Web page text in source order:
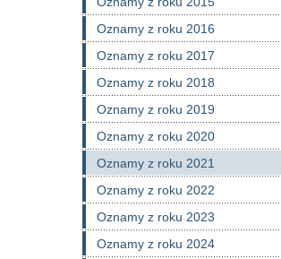
Oznamy z roku 2016
Oznamy z roku 2017
Oznamy z roku 2018
Oznamy z roku 2019
Oznamy z roku 2020
Oznamy z roku 2021
Oznamy z roku 2022
Oznamy z roku 2023
Oznamy z roku 2024